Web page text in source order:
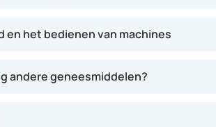
en het bedienen van machines
andere geneesmiddelen?